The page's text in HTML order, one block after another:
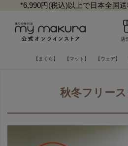
*6,990円(税込)以上で日本全国送
店
【まくら】 【マット】 【ウェア】
秋冬フリー